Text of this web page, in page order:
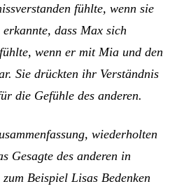
fühlte, wenn sie
dass Max sich
wenn er mit Mia und den
Sie drückten ihr Verständnis
die Gefühle des anderen.
wiederholten
Gesagte des anderen in
Beispiel Lisas Bedenken